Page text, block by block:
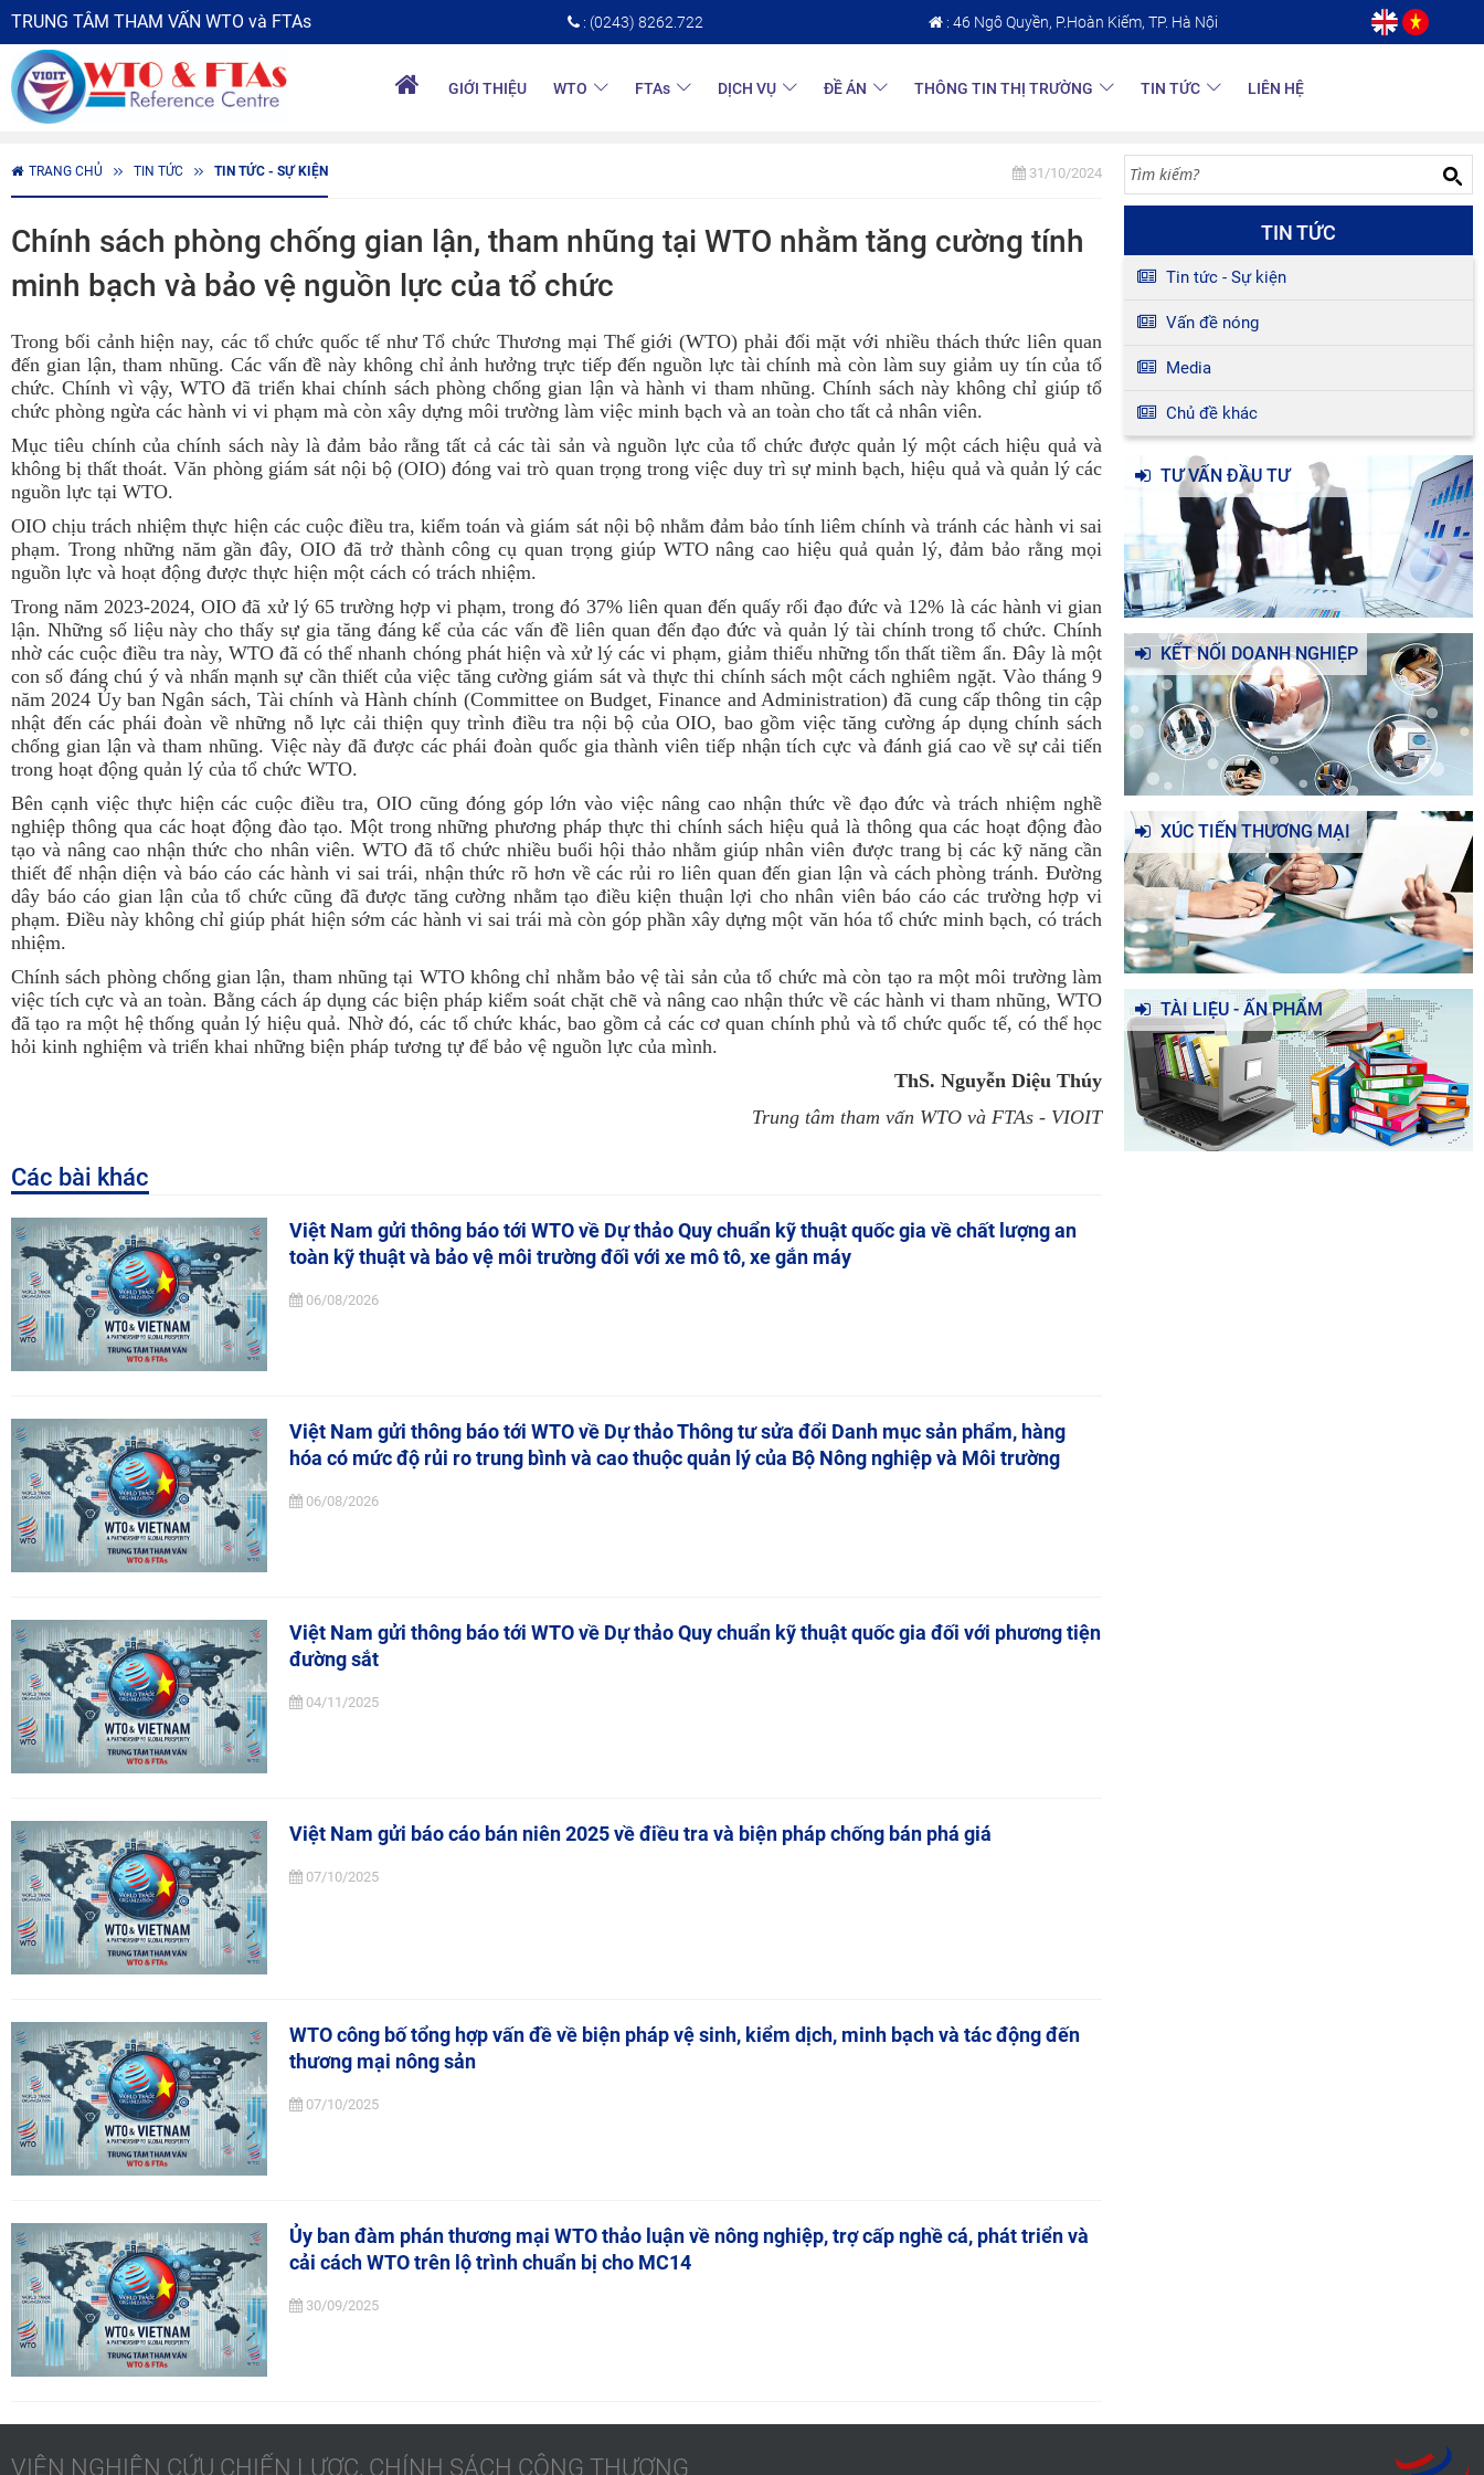
TRUNG TÂM THAM VẤN WTO và FTAs : (0243) 8262.722 : 46 Ngô Quyền, P.Hoàn Kiếm, TP. Hà Nội
GIỚI THIỆU WTO FTAs DỊCH VỤ ĐỀ ÁN THÔNG TIN THỊ TRƯỜNG TIN TỨC LIÊN HỆ
TRANG CHỦ TIN TỨC TIN TỨC - SỰ KIỆN 31/10/2024
Chính sách phòng chống gian lận, tham nhũng tại WTO nhằm tăng cường tính
minh bạch và bảo vệ nguồn lực của tổ chức
Trong bối cảnh hiện nay, các tổ chức quốc tế như Tổ chức Thương mại Thế giới (WTO) phải đối mặt với nhiều thách thức liên quan
đến gian lận, tham nhũng. Các vấn đề này không chỉ ảnh hưởng trực tiếp đến nguồn lực tài chính mà còn làm suy giảm uy tín của tổ
chức. Chính vì vậy, WTO đã triển khai chính sách phòng chống gian lận và hành vi tham nhũng. Chính sách này không chỉ giúp tổ
chức phòng ngừa các hành vi vi phạm mà còn xây dựng môi trường làm việc minh bạch và an toàn cho tất cả nhân viên.
Mục tiêu chính của chính sách này là đảm bảo rằng tất cả các tài sản và nguồn lực của tổ chức được quản lý một cách hiệu quả và
không bị thất thoát. Văn phòng giám sát nội bộ (OIO) đóng vai trò quan trọng trong việc duy trì sự minh bạch, hiệu quả và quản lý các
nguồn lực tại WTO.
OIO chịu trách nhiệm thực hiện các cuộc điều tra, kiểm toán và giám sát nội bộ nhằm đảm bảo tính liêm chính và tránh các hành vi sai
phạm. Trong những năm gần đây, OIO đã trở thành công cụ quan trọng giúp WTO nâng cao hiệu quả quản lý, đảm bảo rằng mọi
nguồn lực và hoạt động được thực hiện một cách có trách nhiệm.
Trong năm 2023-2024, OIO đã xử lý 65 trường hợp vi phạm, trong đó 37% liên quan đến quấy rối đạo đức và 12% là các hành vi gian
lận. Những số liệu này cho thấy sự gia tăng đáng kể của các vấn đề liên quan đến đạo đức và quản lý tài chính trong tổ chức. Chính
nhờ các cuộc điều tra này, WTO đã có thể nhanh chóng phát hiện và xử lý các vi phạm, giảm thiểu những tổn thất tiềm ẩn. Đây là một
con số đáng chú ý và nhấn mạnh sự cần thiết của việc tăng cường giám sát và thực thi chính sách một cách nghiêm ngặt. Vào tháng 9
năm 2024 Ủy ban Ngân sách, Tài chính và Hành chính (Committee on Budget, Finance and Administration) đã cung cấp thông tin cập
nhật đến các phái đoàn về những nỗ lực cải thiện quy trình điều tra nội bộ của OIO, bao gồm việc tăng cường áp dụng chính sách
chống gian lận và tham nhũng. Việc này đã được các phái đoàn quốc gia thành viên tiếp nhận tích cực và đánh giá cao về sự cải tiến
trong hoạt động quản lý của tổ chức WTO.
Bên cạnh việc thực hiện các cuộc điều tra, OIO cũng đóng góp lớn vào việc nâng cao nhận thức về đạo đức và trách nhiệm nghề
nghiệp thông qua các hoạt động đào tạo. Một trong những phương pháp thực thi chính sách hiệu quả là thông qua các hoạt động đào
tạo và nâng cao nhận thức cho nhân viên. WTO đã tổ chức nhiều buổi hội thảo nhằm giúp nhân viên được trang bị các kỹ năng cần
thiết để nhận diện và báo cáo các hành vi sai trái, nhận thức rõ hơn về các rủi ro liên quan đến gian lận và cách phòng tránh. Đường
dây báo cáo gian lận của tổ chức cũng đã được tăng cường nhằm tạo điều kiện thuận lợi cho nhân viên báo cáo các trường hợp vi
phạm. Điều này không chỉ giúp phát hiện sớm các hành vi sai trái mà còn góp phần xây dựng một văn hóa tổ chức minh bạch, có trách
nhiệm.
Chính sách phòng chống gian lận, tham nhũng tại WTOkhông chỉ nhằm bảo vệ tài sản của tổ chức mà còn tạo ra một môi trường làm
việc tích cực và an toàn. Bằng cách áp dụng các biện pháp kiểm soát chặt chẽ và nâng cao nhận thức về các hành vi tham nhũng, WTO
đã tạo ra một hệ thống quản lý hiệu quả. Nhờ đó, các tổ chức khác, bao gồm cả các cơ quan chính phủ và tổ chức quốc tế, có thể học
hỏi kinh nghiệm và triển khai những biện pháp tương tự để bảo vệ nguồn lực của mình.
ThS. Nguyễn Diệu Thúy
Trung tâm tham vấn WTO và FTAs - VIOIT
Các bài khác
Việt Nam gửi thông báo tới WTO về Dự thảo Quy chuẩn kỹ thuật quốc gia về chất lượng an
toàn kỹ thuật và bảo vệ môi trường đối với xe mô tô, xe gắn máy
06/08/2026
Việt Nam gửi thông báo tới WTO về Dự thảo Thông tư sửa đổi Danh mục sản phẩm, hàng
hóa có mức độ rủi ro trung bình và cao thuộc quản lý của Bộ Nông nghiệp và Môi trường
06/08/2026
Việt Nam gửi thông báo tới WTO về Dự thảo Quy chuẩn kỹ thuật quốc gia đối với phương tiện
đường sắt
04/11/2025
Việt Nam gửi báo cáo bán niên 2025 về điều tra và biện pháp chống bán phá giá
07/10/2025
WTO công bố tổng hợp vấn đề về biện pháp vệ sinh, kiểm dịch, minh bạch và tác động đến
thương mại nông sản
07/10/2025
Ủy ban đàm phán thương mại WTO thảo luận về nông nghiệp, trợ cấp nghề cá, phát triển và
cải cách WTO trên lộ trình chuẩn bị cho MC14
30/09/2025
TIN TỨC
Tin tức - Sự kiện
Vấn đề nóng
Media
Chủ đề khác
TƯ VẤN ĐẦU TƯ
KẾT NỐI DOANH NGHIỆP
XÚC TIẾN THƯƠNG MẠI
TÀI LIỆU - ẤN PHẨM
VIỆN NGHIÊN CỨU CHIẾN LƯỢC, CHÍNH SÁCH CÔNG THƯƠNG